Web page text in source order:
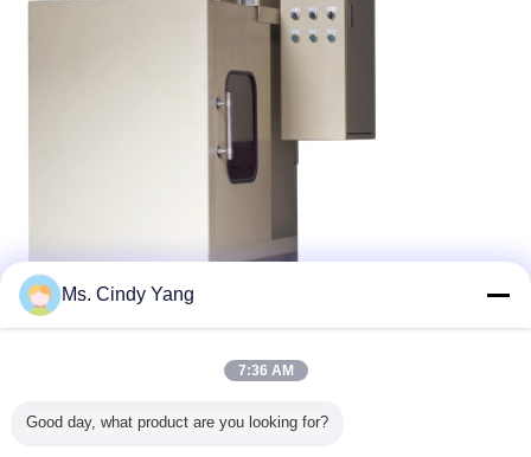
Ms. Cindy Yang
7:36 AM
Good day, what product are you looking for?